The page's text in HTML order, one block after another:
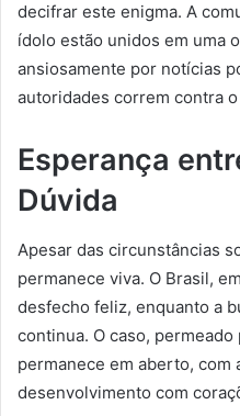
decifrar este enigma. A
ídolo estão unidos em uma
ansiosamente por notícias
autoridades correm contra
Esperança
Dúvida
Apesar das circunstâncias
permanece viva. O Brasil,
desfecho feliz, enquanto a
continua. O caso,
permanece em aberto, com
desenvolvimento com